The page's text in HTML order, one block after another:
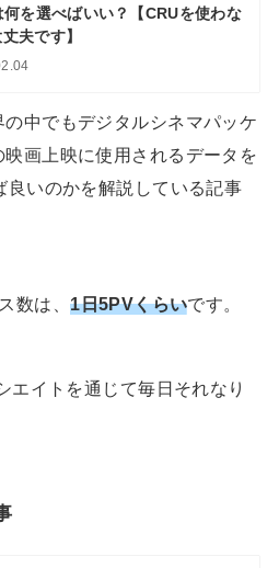
何を選べばいい？【CRUを使わな
夫です】
の中でもデジタルシネマパッケ
画上映に使用されるデータを
良いのかを解説している記事
数は、1日5PVくらいです。
エイトを通じて毎日それなり